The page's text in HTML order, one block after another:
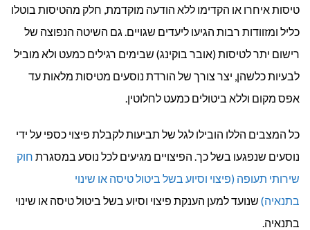
טיסות איחרו או הקדימו ללא הודעה מוקדמת, חלק מהטיסות בוטלו
כליל ומזוודות רבות הגיעו ליעדים שגויים. גם השיטה הנפוצה של
רישום יתר לטיסות (אובר בוקינג) שבימים רגילים כמעט ולא מוביל
לבעיות כלשהן, יצר צורך של הורדת נוסעים מטיסות מלאות עד
אפס מקום וללא ביטולים כמעט לחלוטין.
כל המצבים הללו הובילו לגל של תביעות לקבלת פיצוי כספי על ידי
נוסעים שנפגעו בשל כך. הפיצויים מגיעים לכל נוסע במסגרת חוק
שירותי תעופה (פיצוי וסיוע בשל ביטול טיסה או שינוי
בתנאיה) שנועד למען הענקת פיצוי וסיוע בשל ביטול טיסה או שינוי
בתנאיה.